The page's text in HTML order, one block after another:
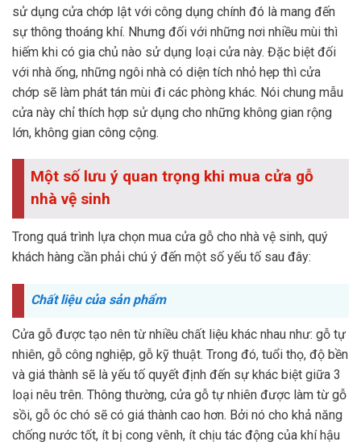
sử dụng cửa chớp lật với công dụng chính đó là mang đến
sự thông thoáng khí. Nhưng đối với những nơi nhiều mùi thì
hiếm khi có gia chủ nào sử dụng loại cửa này. Đặc biệt đối
với nhà ống, những ngôi nhà có diện tích nhỏ hẹp thì cửa
chớp sẽ làm phát tán mùi đi các phòng khác. Nói chung mẫu
cửa này chỉ thích hợp sử dụng cho những không gian rộng
lớn, không gian công cộng.
Một số lưu ý quan trọng khi mua cửa gỗ
nhà vệ sinh
Trong quá trình lựa chọn mua cửa gỗ cho nhà vệ sinh, quý
khách hàng cần phải chú ý đến một số yếu tố sau đây:
Chất liệu của sản phẩm
Cửa gỗ được tạo nên từ nhiều chất liệu khác nhau như: gỗ tự
nhiên, gỗ công nghiệp, gỗ kỹ thuật. Trong đó, tuổi thọ, độ bền
và giá thành sẽ là yếu tố quyết định đến sự khác biệt giữa 3
loại nêu trên. Thông thường, cửa gỗ tự nhiên được làm từ gỗ
sồi, gỗ óc chó sẽ có giá thành cao hơn. Bởi nó cho khả năng
chống nước tốt, ít bị cong vênh, ít chịu tác động của khí hậu